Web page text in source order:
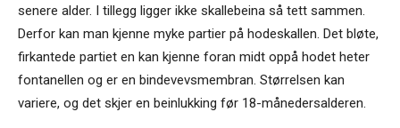
senere alder. I tillegg ligger ikke skallebeina så tett sammen.
Derfor kan man kjenne myke partier på hodeskallen. Det bløte,
firkantede partiet en kan kjenne foran midt oppå hodet heter
fontanellen og er en bindevevsmembran. Størrelsen kan
variere, og det skjer en beinlukking før 18-månedersalderen.